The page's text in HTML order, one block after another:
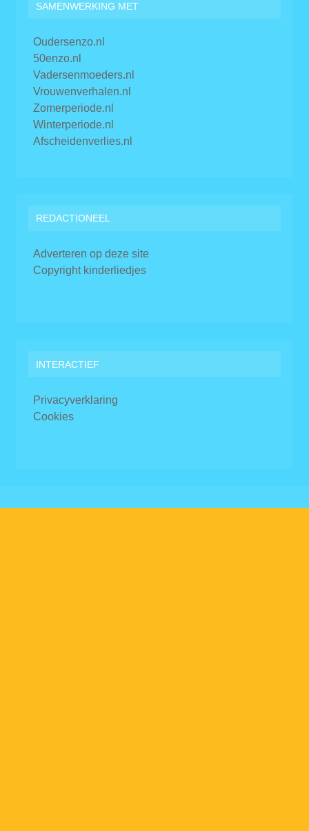
SAMENWERKING MET
Oudersenzo.nl
50enzo.nl
Vadersenmoeders.nl
Vrouwenverhalen.nl
Zomerperiode.nl
Winterperiode.nl
Afscheidenverlies.nl
REDACTIONEEL
Adverteren op deze site
Copyright kinderliedjes
INTERACTIEF
Privacyverklaring
Cookies